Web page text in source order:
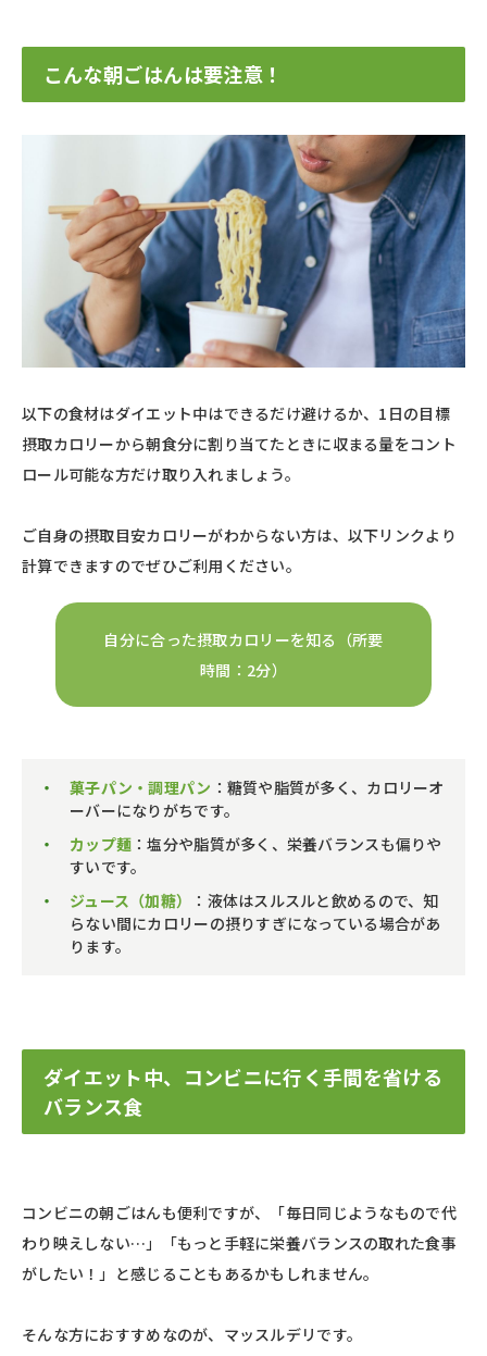
こんな朝ごはんは要注意！
以下の食材はダイエット中はできるだけ避けるか、1日の目標
摂取カロリーから朝食分に割り当てたときに収まる量をコント
ロール可能な方だけ取り入れましょう。
ご自身の摂取目安カロリーがわからない方は、以下リンクより
計算できますのでぜひご利用ください。
自分に合った摂取カロリーを知る（所要
時間：2分）
菓子パン・調理パン ：糖質や脂質が多く、カロリーオ
ーバーになりがちです。
カップ麺 ：塩分や脂質が多く、栄養バランスも偏りや
すいです。
ジュース（加糖）
：液体はスルスルと飲めるので、知
らない間にカロリーの摂りすぎになっている場合があ
ります。
ダイエット中、コンビニに行く手間を省ける
バランス食
コンビニの朝ごはんも便利ですが、「毎日同じようなもので代
わり映えしない…」「もっと手軽に栄養バランスの取れた食事
がしたい！」と感じることもあるかもしれません。
そんな方におすすめなのが、マッスルデリです。